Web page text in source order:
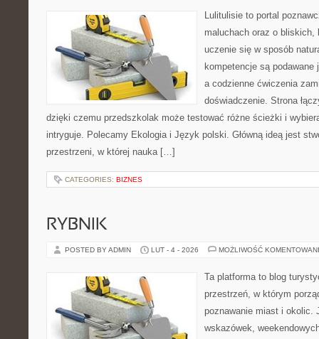
Lulitulisie to portal
maluchach oraz o
uczenie się w sposób
kompetencje są
a codzienne ćwiczenia
doświadczenie. Strona
dzięki czemu przedszkolak może testować różne ścieżki i
intryguje. Polecamy Ekologia i Język polski. Główną ideą jest
przestrzeni, w której nauka […]
CATEGORIES: BIZNES
RYBNIK
POSTED BY ADMIN LUT - 4 - 2026 MOŻLIWOŚĆ
Ta platforma to blog
przestrzeń, w którym
poznawanie miast i okolic.
wskazówek,